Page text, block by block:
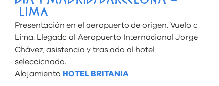
LIMA
Presentación en el aeropuerto de origen. Vuelo a
Lima. Llegada al Aeropuerto Internacional Jorge
Chávez, asistencia y traslado al hotel
seleccionado.
Alojamiento HOTEL BRITANIA